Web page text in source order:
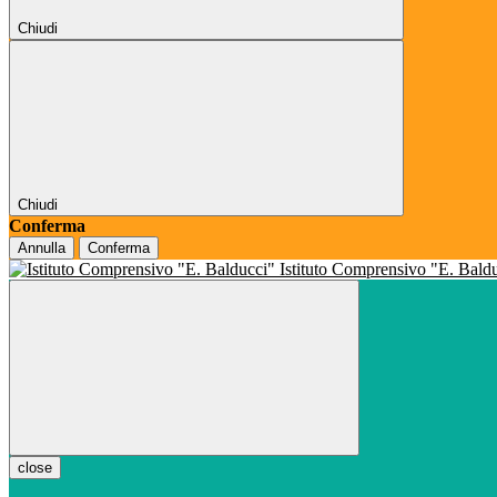
Chiudi
Chiudi
Conferma
Annulla Conferma
Istituto Comprensivo "E.
close